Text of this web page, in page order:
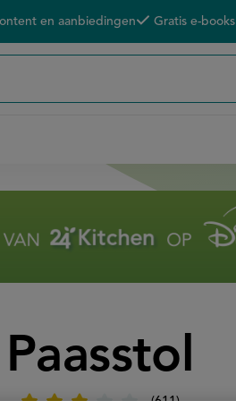
en aanbiedingen Gratis e-books
Paasstol